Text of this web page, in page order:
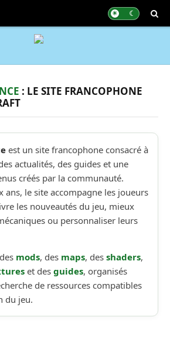
: LE SITE FRANCOPHONE
est un site francophone consacré à
actualités, des guides et une
créés par la communauté.
ans, le site accompagne les joueurs
les nouveautés du jeu, mieux
ou personnaliser leurs
mods, des maps, des shaders,
et des guides, organisés
de ressources compatibles
du jeu.